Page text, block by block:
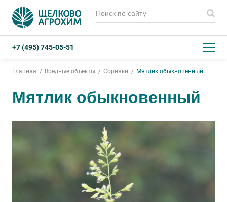
+7 (495) 745-05-51
Главная Вредные объекты Сорняки Мятлик обыкновенный
Мятлик обыкновенный